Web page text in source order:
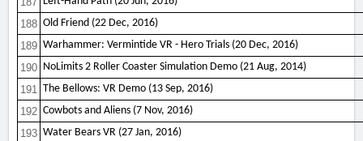
188 Old Friend (22 Dec, 2016)
189 Warhammer: Vermintide VR - Hero Trials (20 Dec, 2016)
190 NoLimits 2 Roller Coaster Simulation Demo (21 Aug, 2014)
191 The Bellows: VR Demo (13 Sep, 2016)
192 Cowbots and Aliens (7 Nov, 2016)
193 Water Bears VR (27 Jan, 2016)